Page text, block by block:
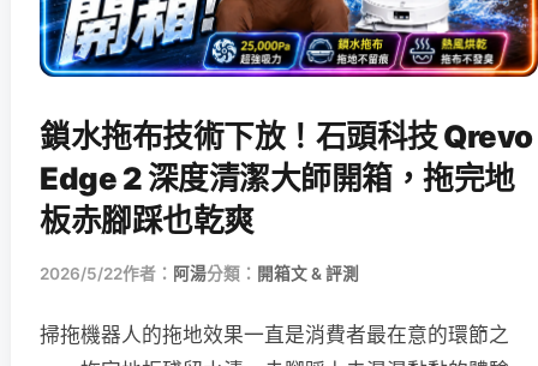
鎖水拖布技術下放！石頭科技 Qrevo
Edge 2 深度清潔大師開箱，拖完地
板赤腳踩也乾爽
2026/5/22作者： 阿湯分類： 開箱文 & 評測
掃拖機器人的拖地效果一直是消費者最在意的環節之